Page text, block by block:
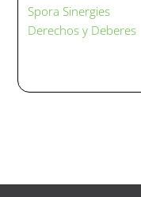
Spora Sinergies
Derechos y Deberes